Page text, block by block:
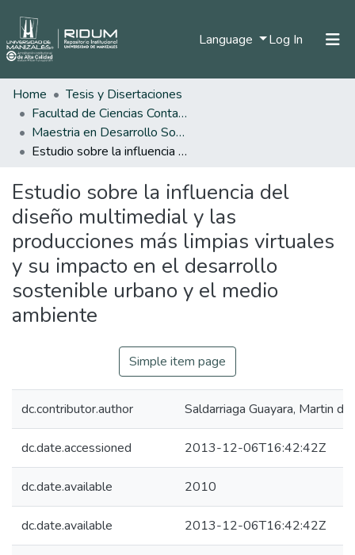
Language Log In (current)
Home
Tesis y Disertaciones
Facultad de Ciencias Contables Económicas y Administrativas
Maestria en Desarrollo Sostenible y Medio Ambiente
Estudio sobre la influencia del diseño multimedial y las producciones más limpias virtuales y su impacto en el desarrollo sostenible urbano y el medio ambiente
Estudio sobre la influencia del
diseño multimedial y las
producciones más limpias virtuales
y su impacto en el desarrollo
sostenible urbano y el medio
ambiente
Simple item page
dc.contributor.author Saldarriaga Guayara, Martin de
dc.date.accessioned 2013-12-06T16:42:42Z
dc.date.available 2010
dc.date.available 2013-12-06T16:42:42Z